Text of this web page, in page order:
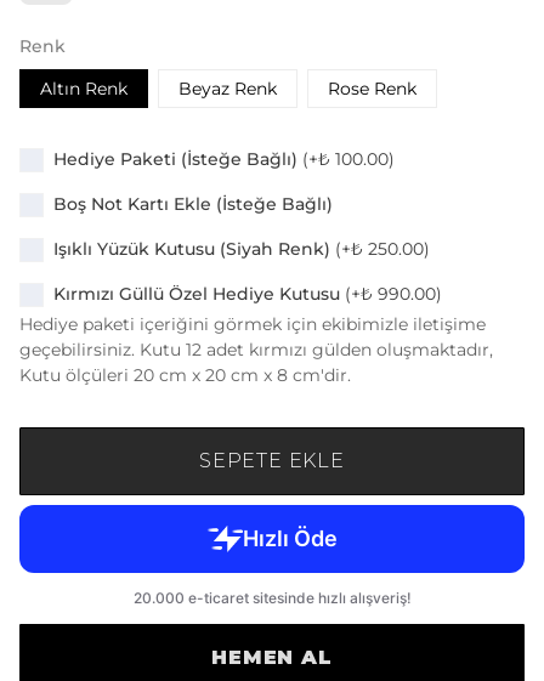
Renk
Altın Renk
Beyaz Renk Rose Renk
Hediye Paketi (İsteğe Bağlı) (+₺ 100.00)
Boş Not Kartı Ekle (İsteğe Bağlı)
Işıklı Yüzük Kutusu (Siyah Renk) (+₺ 250.00)
Kırmızı Güllü Özel Hediye Kutusu (+₺ 990.00)
Hediye paketi içeriğini görmek için ekibimizle iletişime
geçebilirsiniz. Kutu 12 adet kırmızı gülden oluşmaktadır,
Kutu ölçüleri 20 cm x 20 cm x 8 cm'dir.
SEPETE EKLE
HEMEN AL